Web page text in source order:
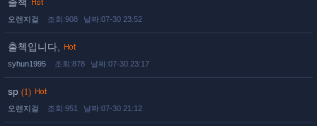
출책
오렌지걸 조회:908 날짜:07-30 23:52
출첵입니다,
syhun1995 조회:878 날짜:07-30 23:17
sp (1)
오렌지걸 조회:951 날짜:07-30 21:12